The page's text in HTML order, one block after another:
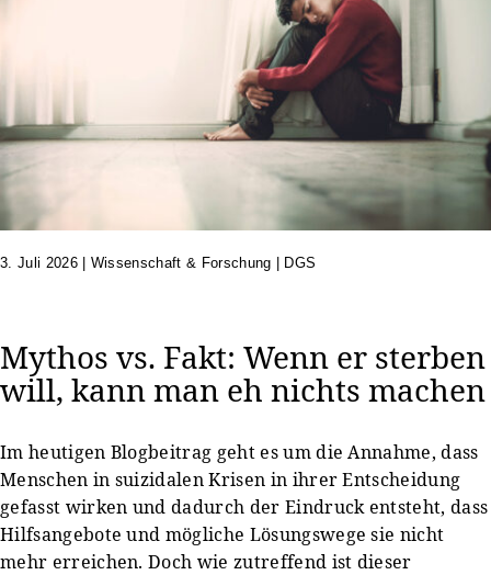
3. Juli 2026| Wissenschaft & Forschung | DGS
Mythos vs. Fakt: Wenn er sterben
will, kann man eh nichts machen
Im heutigen Blogbeitrag geht es um die Annahme, dass
Menschen in suizidalen Krisen in ihrer Entscheidung
gefasst wirken und dadurch der Eindruck entsteht, dass
Hilfsangebote und mögliche Lösungswege sie nicht
mehr erreichen. Doch wie zutreffend ist dieser